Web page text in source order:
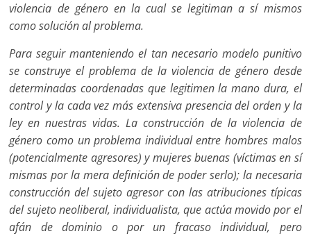
violencia de género en la cual se legitiman a sí mismos
como solución al problema.
Para seguir manteniendo el tan necesario modelo punitivo
se construye el problema de la violencia de género desde
determinadas coordenadas que legitimen la mano dura, el
control y la cada vez más extensiva presencia del orden y la
ley en nuestras vidas. La construcción de la violencia de
género como un problema individual entre hombres malos
(potencialmente agresores) y mujeres buenas (víctimas en sí
mismas por la mera definición de poder serlo); la necesaria
construcción del sujeto agresor con las atribuciones típicas
del sujeto neoliberal, individualista, que actúa movido por el
afán de dominio o por un fracaso individual, pero